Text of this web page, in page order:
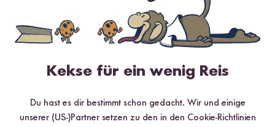
✔️ Inklusive Tipps & Tricks für die Zubereitung
*Das Digitale Rezeptbuch wird dir nach vollständiger Anmeldung zum Newsletter
per E-Mail zugeschickt.
Kekse für ein wenig Reis
Du hast es dir bestimmt schon gedacht. Wir und einige
unserer (US-)Partner setzen zu den in den Cookie-Richtlinien